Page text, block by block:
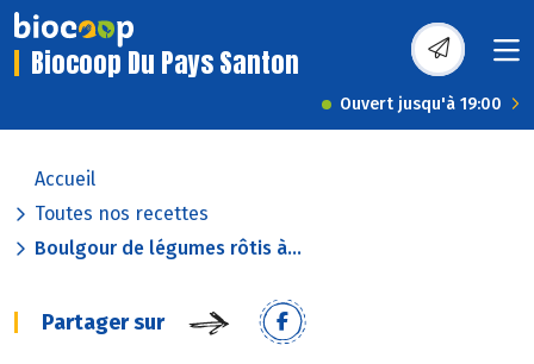
Biocoop Du Pays Santon
Ouvert jusqu'à 19:00
Accueil
Toutes nos recettes
Boulgour de légumes rôtis à...
Partager sur